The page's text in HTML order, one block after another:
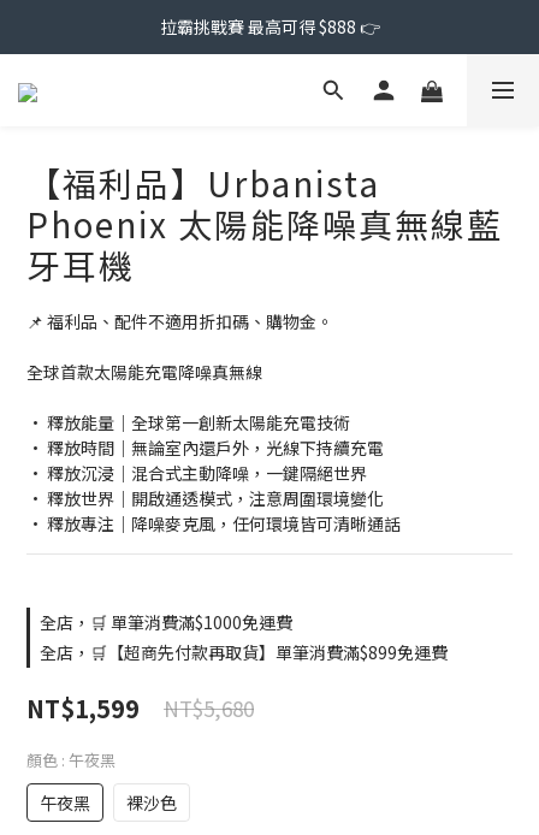
拉霸挑戰賽 最高可得 $888 👉
【福利品】Urbanista
Phoenix 太陽能降噪真無線藍
牙耳機
📌 福利品、配件不適用折扣碼、購物金。
全球首款太陽能充電降噪真無線
• 釋放能量｜全球第一創新太陽能充電技術
• 釋放時間｜無論室內還戶外，光線下持續充電
• 釋放沉浸｜混合式主動降噪，一鍵隔絕世界
• 釋放世界｜開啟通透模式，注意周圍環境變化
• 釋放專注｜降噪麥克風，任何環境皆可清晰通話
全店，🛒 單筆消費滿$1000免運費
全店，🛒【超商先付款再取貨】單筆消費滿$899免運費
NT$1,599 NT$5,680
顏色 : 午夜黑
午夜黑 裸沙色